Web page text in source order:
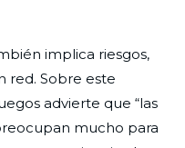
implica riesgos,
red. Sobre este
advierte que “las
mucho para